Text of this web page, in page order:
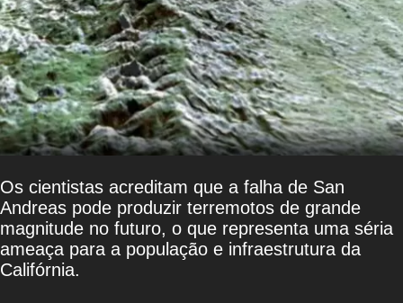
Os cientistas acreditam que a falha de San
Andreas pode produzir terremotos de grande
magnitude no futuro, o que representa uma séria
ameaça para a população e infraestrutura da
Califórnia.